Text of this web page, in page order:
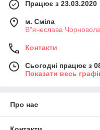
Працює з 23.03.2020
м. Сміла
В"ячеслава
Контакти
Сьогодні працює з
Показати весь
Про нас